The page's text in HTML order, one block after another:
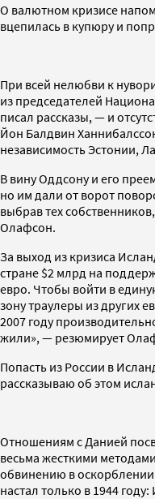
О валютном кризисе
вцепилась в купюру и
При всей нелюбви к
из председателей
писал рассказы, — и
Йон Балдвин
независимость Эстонии,
В вину Оддсону и его
но им дали от ворот
выбрав тех
Олафсон.
За выход из кризиса
стране $2 млрд на
евро. Чтобы войти в
зону траулеры из других
2007 году
жили», — резюмирует
Попасть из России в
рассказываю об этом
Отношениям с Данией
весьма жесткими
обвинению в оскорблении
настал только в 1944